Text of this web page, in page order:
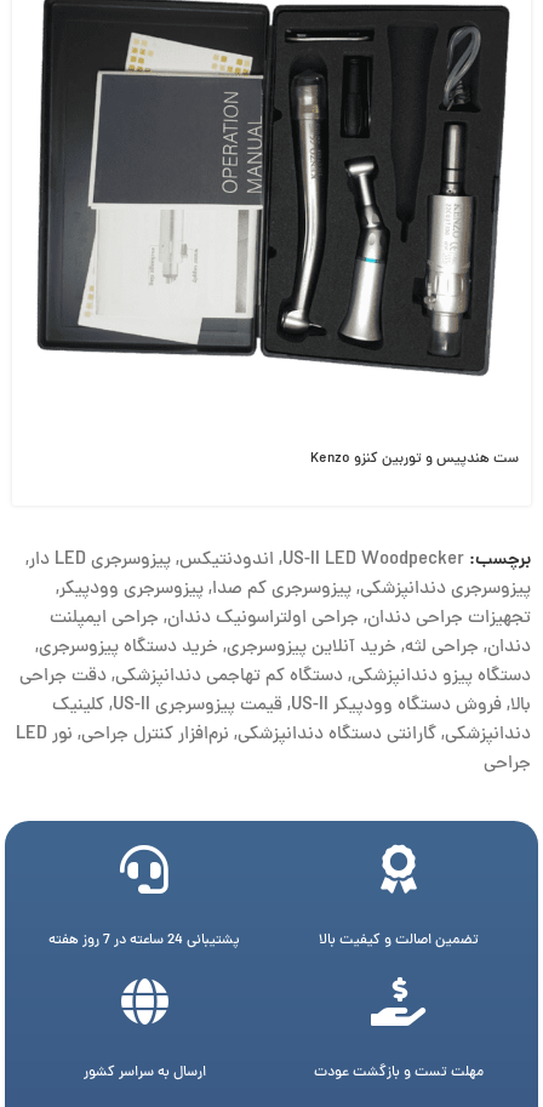
ست هندپیس و توربین کنزو Kenzo
برچسب: US-II LED Woodpecker
, اندودنتیکس,پیزوسرجری LED دار
,
پیزوسرجری دندانپزشکی,پیزوسرجری کم صدا,پیزوسرجری وودپیکر,
تجهیزات جراحی دندان, جراحی اولتراسونیک دندان, جراحی ایمپلنت
دندان, جراحی لثه, خرید آنلاین پیزوسرجری, خرید دستگاه پیزوسرجری,
دستگاه پیزو دندانپزشکی,دستگاه کم تهاجمی دندانپزشکی,دقت جراحی
بالا,فروش دستگاه وودپیکر US-II ,قیمت پیزوسرجری US-II ,کلینیک
دندانپزشکی,گارانتی دستگاه دندانپزشکی, نرم‌افزار کنترل جراحی,
نور LED
جراحی
تضمین اصالت و کیفیت بالا پشتیبانی 24 ساعته در 7 روز هفته
مهلت تست و بازگشت عودت ارسال به سراسر کشور